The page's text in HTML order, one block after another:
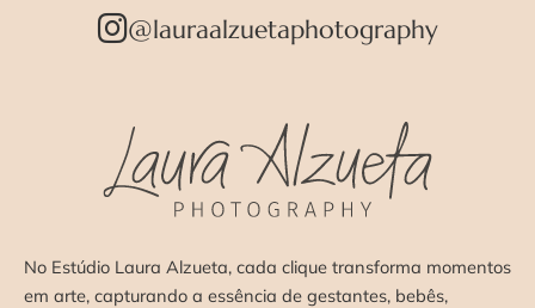
@lauraalzuetaphotography
No Estúdio Laura Alzueta, cada clique transforma momentos
em arte, capturando a essência de gestantes, bebês,